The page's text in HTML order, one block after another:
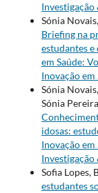
Investigação
Sónia
Briefing na
estudantes e
em Saúde:
Inovação em
Sónia
Sónia
idosas:
Inovação em
Investigação
Sofia Lopes,
estudantes